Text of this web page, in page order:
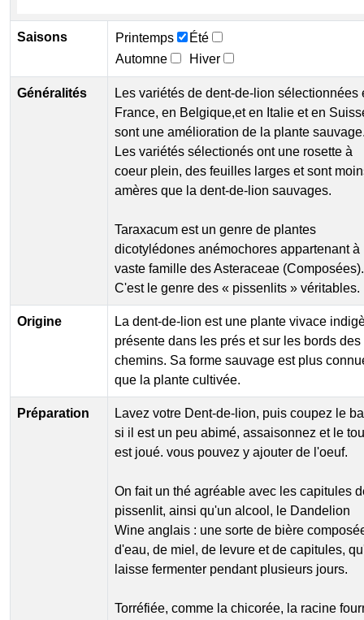
Saisons Printemps
Été
Automne
Hiver
Généralités
Les variétés de dent-de-lion sélectionnées
France, en Belgique,et en Italie et en
sont une amélioration de la plante
Les variétés sélectionés ont une rosette à
coeur plein, des feuilles larges et sont
amères que la dent-de-lion sauvages.
Taraxacum est un genre de plantes
dicotylédones anémochores appartenant à
vaste famille des Asteraceae (Composées).
C'est le genre des « pissenlits » véritables.
Origine
La dent-de-lion est une plante vivace
présente dans les prés et sur les bords des
chemins. Sa forme sauvage est plus
que la plante cultivée.
Préparation
Lavez votre Dent-de-lion, puis coupez le
si il est un peu abimé, assaisonnez et le
est joué. vous pouvez y ajouter de l'oeuf.
On fait un thé agréable avec les capitules
pissenlit, ainsi qu'un alcool, le Dandelion
Wine anglais : une sorte de bière
d'eau, de miel, de levure et de capitules,
laisse fermenter pendant plusieurs jours.
Torréfiée, comme la chicorée, la racine